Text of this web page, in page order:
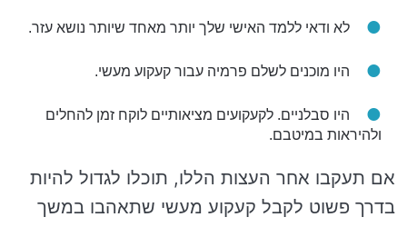
לא ודאי ללמד האישי שלך יותר מאחד שיותר נושא עזר.
היו מוכנים לשלם פרמיה עבור קעקוע מעשי.
היו סבלניים. לקעקועים מציאותיים לוקח זמן להחלים
ולהיראות במיטבם.
אם תעקבו אחר העצות הללו, תוכלו לגדול להיות
בדרך פשוט לקבל קעקוע מעשי שתאהבו במשך